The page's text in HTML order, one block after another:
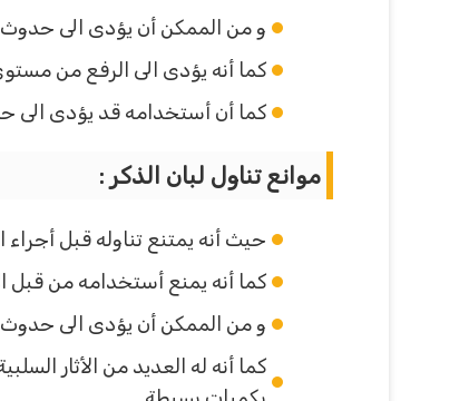
و من الممكن أن يؤدى الى حدوث
كما أنه يؤدى الى الرفع من
كما أن أستخدامه قد يؤدى الى
موانع تناول لبان الذكر :
حيث أنه يمتنع تناوله قبل
كما أنه يمنع أستخدامه من قبل
و من الممكن أن يؤدى الى حدوث
كما أنه له العديد من الأثار